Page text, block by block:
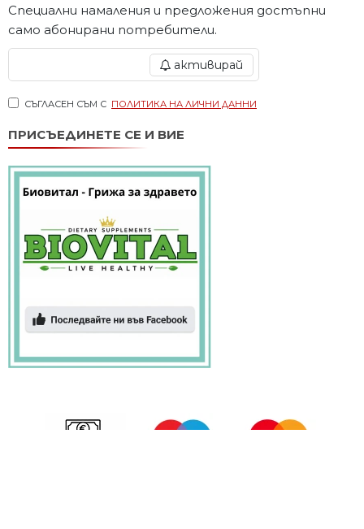
Специални намаления и предложения достъпни
само абонирани потребители.
активирай
СЪГЛАСЕН СЪМ С ПОЛИТИКА НА ЛИЧНИ ДАННИ
ПРИСЪЕДИНЕТЕ СЕ И ВИЕ